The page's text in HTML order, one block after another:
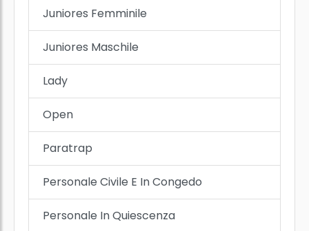
Juniores Femminile
Juniores Maschile
Lady
Open
Paratrap
Personale Civile E In Congedo
Personale In Quiescenza